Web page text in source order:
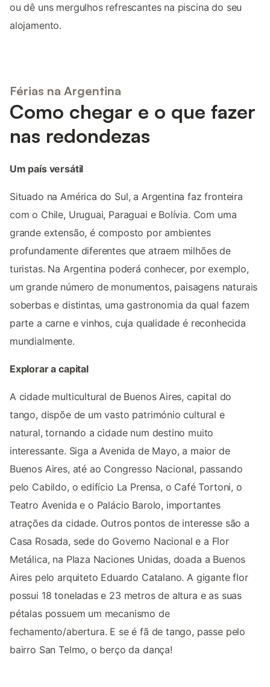
ou dê uns mergulhos refrescantes na piscina do seu
alojamento.
Férias na Argentina
Como chegar e o que fazer
nas redondezas
Um país versátil
Situado na América do Sul, a Argentina faz fronteira
com o Chile, Uruguai, Paraguai e Bolívia. Com uma
grande extensão, é composto por ambientes
profundamente diferentes que atraem milhões de
turistas. Na Argentina poderá conhecer, por exemplo,
um grande número de monumentos, paisagens naturais
soberbas e distintas, uma gastronomia da qual fazem
parte a carne e vinhos, cuja qualidade é reconhecida
mundialmente.
Explorar a capital
A cidade multicultural de Buenos Aires, capital do
tango, dispõe de um vasto património cultural e
natural, tornando a cidade num destino muito
interessante. Siga a Avenida de Mayo, a maior de
Buenos Aires, até ao Congresso Nacional, passando
pelo Cabildo, o edifício La Prensa, o Café Tortoni, o
Teatro Avenida e o Palácio Barolo, importantes
atrações da cidade. Outros pontos de interesse são a
Casa Rosada, sede do Governo Nacional e a Flor
Metálica, na Plaza Naciones Unidas, doada a Buenos
Aires pelo arquiteto Eduardo Catalano. A gigante flor
possui 18 toneladas e 23 metros de altura e as suas
pétalas possuem um mecanismo de
fechamento/abertura. E se é fã de tango, passe pelo
bairro San Telmo, o berço da dança!